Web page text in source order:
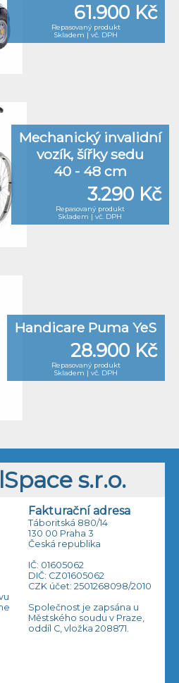
61.900 Kč
Repasovaný produkt
Skladem | vč. DPH
Mechanický invalidní
vozík, šířky sedu
40 - 48 cm
3.290 Kč
Repasovaný produkt
Skladem | vč. DPH
Handicare Puma YeS
28.900 Kč
Repasovaný produkt
Skladem | vč. DPH
s.r.o.
Fakturační adresa
Táboritská 880/14
130 00 Praha 3
Česká republika
IČ: 01605062
DIČ: CZ01605062
CZK účet: 2501268098/2010
Společnost je zapsána u
Městského soudu v Praze,
oddíl C, vložka 208871.